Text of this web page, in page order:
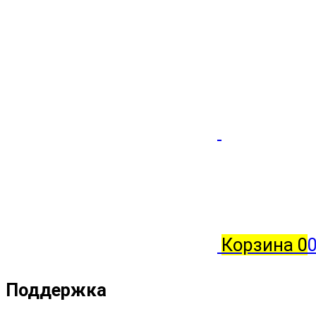
Корзина 0
Поддержка